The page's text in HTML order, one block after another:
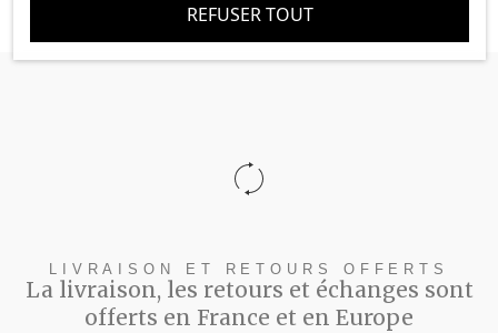
LIVRAISON ET RETOURS OFFERTS
La livraison, les retours et échanges sont
offerts en France et en Europe
REFUSER TOUT